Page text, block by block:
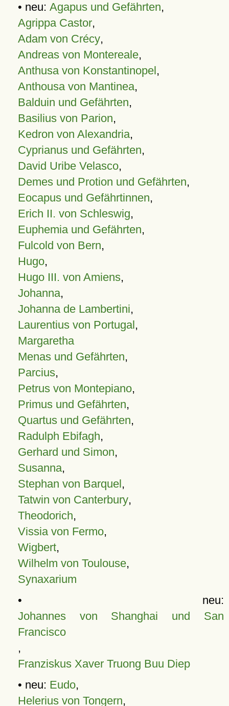
• neu: Agapus und Gefährten,
Agrippa Castor,
Adam von Crécy,
Andreas von Montereale,
Anthusa von Konstantinopel,
Anthousa von Mantinea,
Balduin und Gefährten,
Basilius von Parion,
Kedron von Alexandria,
Cyprianus und Gefährten,
David Uribe Velasco,
Demes und Protion und Gefährten,
Eocapus und Gefährtinnen,
Erich II. von Schleswig,
Euphemia und Gefährten,
Fulcold von Bern,
Hugo,
Hugo III. von Amiens,
Johanna,
Johanna de Lambertini,
Laurentius von Portugal,
Margaretha
Menas und Gefährten,
Parcius,
Petrus von Montepiano,
Primus und Gefährten,
Quartus und Gefährten,
Radulph Ebifagh,
Gerhard und Simon,
Susanna,
Stephan von Barquel,
Tatwin von Canterbury,
Theodorich,
Vissia von Fermo,
Wigbert,
Wilhelm von Toulouse,
Synaxarium
• neu:
Johannes von Shanghai und San
Francisco
,
Franziskus Xaver Truong Buu Diep
• neu: Eudo,
Helerius von Tongern,